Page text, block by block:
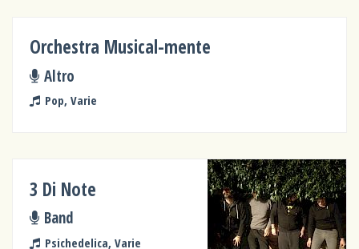
Orchestra Musical-mente
Altro
Pop, Varie
3 Di Note
Band
Psichedelica, Varie